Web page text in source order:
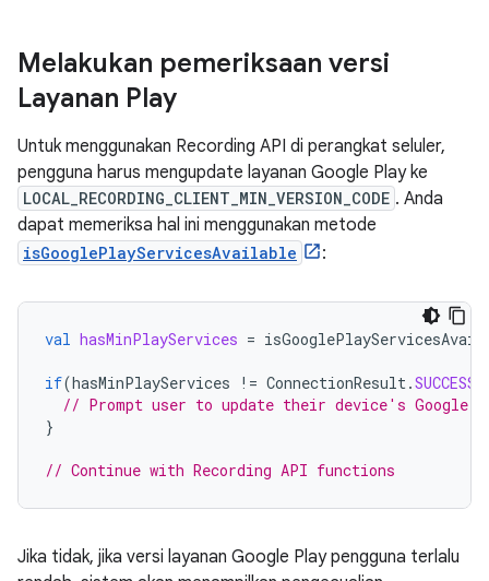
Melakukan pemeriksaan versi
Layanan Play
Untuk menggunakan Recording API di perangkat seluler,
pengguna harus mengupdate layanan Google Play ke
LOCAL_RECORDING_CLIENT_MIN_VERSION_CODE . Anda
dapat memeriksa hal ini menggunakan metode
isGooglePlayServicesAvailable :
val hasMinPlayServices =
if(hasMinPlayServices != ConnectionResult.SUCCESS
// Prompt user to update their device's Google
}
// Continue with Recording API functions
Jika tidak, jika versi layanan Google Play pengguna terlalu